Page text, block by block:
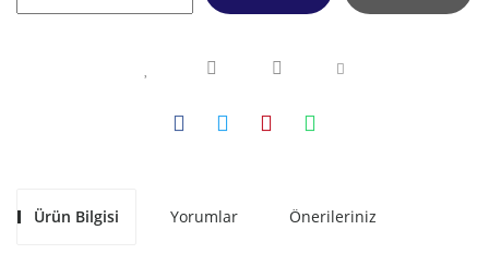
Ürün Bilgisi Yorumlar Önerileriniz